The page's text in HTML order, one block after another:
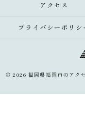
アクセス
プライバシーポリシ
© 2026 福岡県福岡市のアク